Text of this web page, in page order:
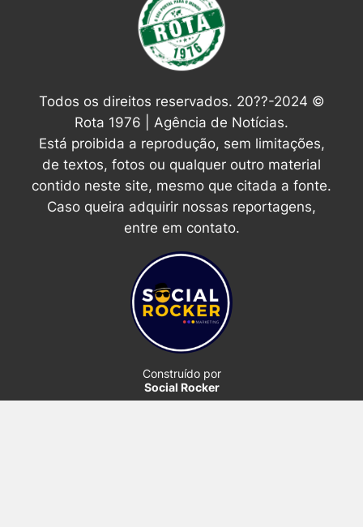
Todos os direitos reservados. 20??-2024 ©
Rota 1976 | Agência de Notícias.
Está proibida a reprodução, sem limitações,
de textos, fotos ou qualquer outro material
contido neste site, mesmo que citada a fonte.
Caso queira adquirir nossas reportagens,
entre em contato.
Construído por
Social Rocker